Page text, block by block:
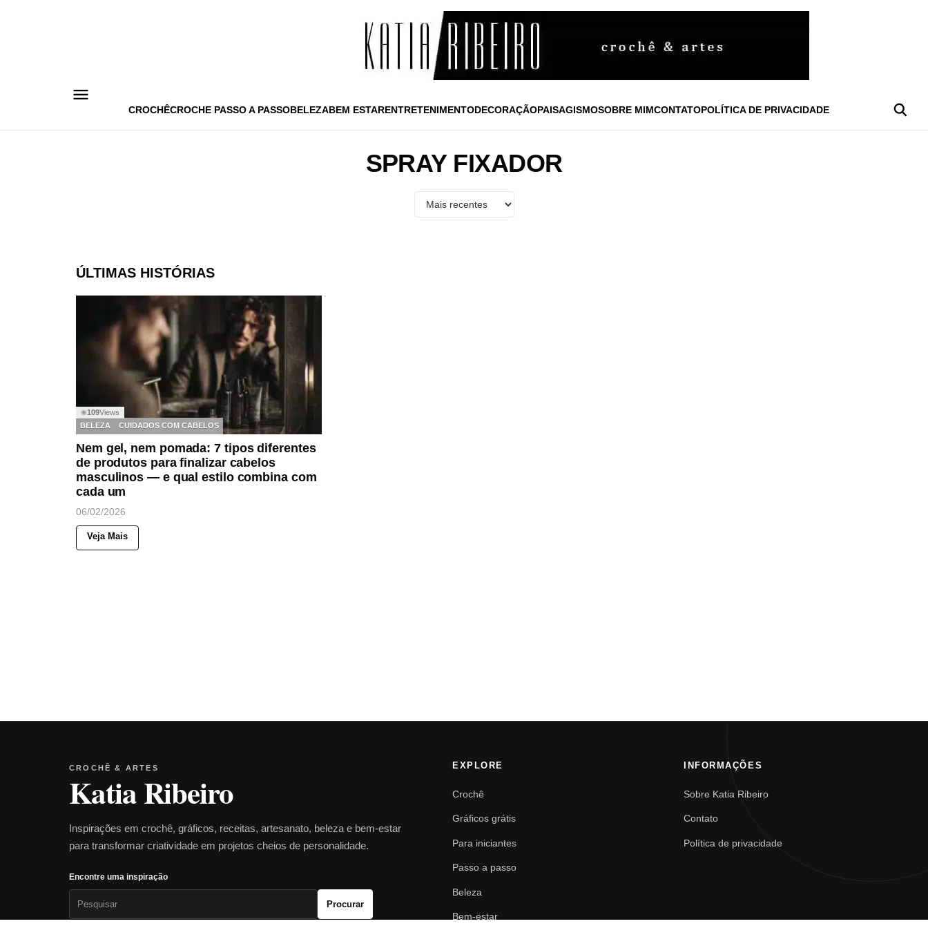
CROCHÊCROCHE PASSO A PASSOBELEZABEM ESTARENTRETENIMENTODECORAÇÃOPAISAGISMOSOBRE MIMCONTATOPOLÍTICA DE PRIVACIDADE
SPRAY FIXADOR
ÚLTIMAS HISTÓRIAS
◉109Views
BELEZA
CUIDADOS COM CABELOS
Nem gel, nem pomada: 7 tipos diferentes
de produtos para finalizar cabelos
masculinos — e qual estilo combina com
cada um
06/02/2026
Veja Mais
CROCHÊ & ARTES
Katia Ribeiro
Inspirações em crochê, gráficos, receitas, artesanato, beleza e bem-estar
para transformar criatividade em projetos cheios de personalidade.
Encontre uma inspiração
Procurar
EXPLORE
Crochê
Gráficos grátis
Para iniciantes
Passo a passo
Beleza
Bem-estar
INFORMAÇÕES
Sobre Katia Ribeiro
Contato
Política de privacidade